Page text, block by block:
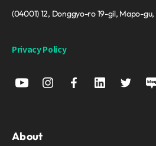
(04001) 12, Donggyo-ro 19-gil, Mapo-
Privacy Policy
About